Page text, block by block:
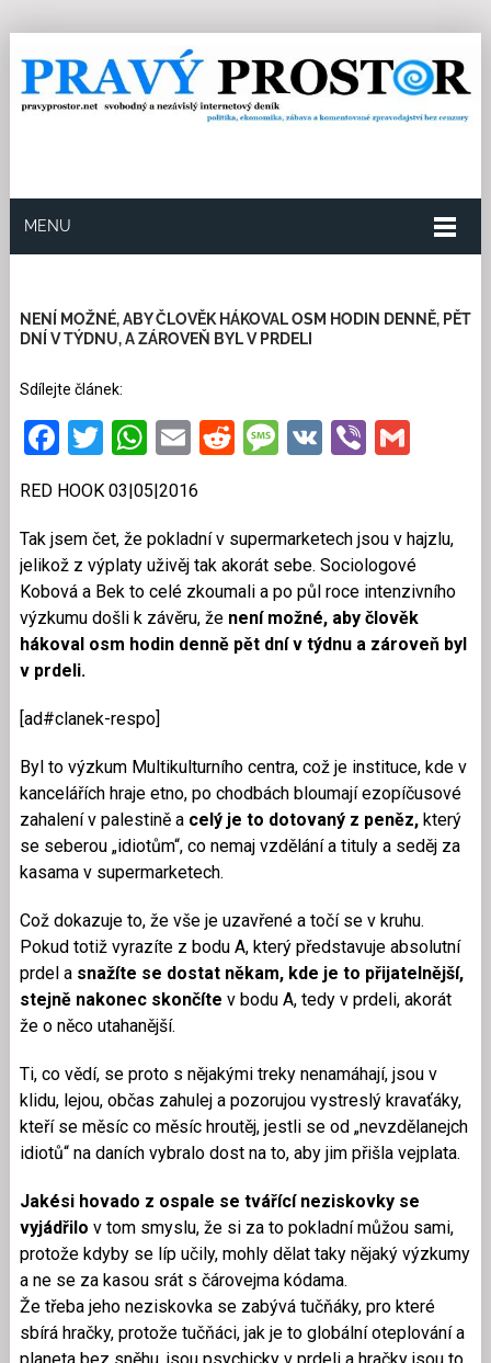
MENU
NENÍ MOŽNÉ, ABY ČLOVĚK HÁKOVAL OSM HODIN DENNĚ, PĚT
DNÍ V TÝDNU, A ZÁROVEŇ BYL V PRDELI
Sdílejte článek:
Facebook
Twitter
WhatsApp
EmailRedditMessage
VKViber
RED HOOK 03|05|2016
Tak jsem čet, že pokladní v supermarketech jsou v hajzlu,
jelikož z výplaty uživěj tak akorát sebe. Sociologové
Kobová a Bek to celé zkoumali a po půl roce intenzivního
výzkumu došli k závěru, že není možné, aby člověk
hákoval osm hodin denně pět dní v týdnu a zároveň byl
v prdeli.
[ad#clanek-respo]
Byl to výzkum Multikulturního centra, což je instituce, kde v
kancelářích hraje etno, po chodbách bloumají ezopíčusové
zahalení v palestině a celý je to dotovaný z peněz,který
se seberou „idiotům“, co nemaj vzdělání a tituly a seděj za
kasama v supermarketech.
Což dokazuje to, že vše je uzavřené a točí se v kruhu.
Pokud totiž vyrazíte z bodu A, který představuje absolutní
prdel a snažíte se dostat někam, kde je to přijatelnější,
stejně nakonec skončíte v bodu A, tedy v prdeli, akorát
že o něco utahanější.
Ti, co vědí, se proto s nějakými treky nenamáhají, jsou v
klidu, lejou, občas zahulej a pozorujou vystreslý kravaťáky,
kteří se měsíc co měsíc hroutěj, jestli se od „nevzdělanejch
idiotů“ na daních vybralo dost na to, aby jim přišla vejplata.
Jakési hovado z ospale se tvářící neziskovky se
vyjádřilo v tom smyslu, že si za to pokladní můžou sami,
protože kdyby se líp učily, mohly dělat taky nějaký výzkumy
a ne se za kasou srát s čárovejma kódama.
Že třeba jeho neziskovka se zabývá tučňáky, pro které
sbírá hračky, protože tučňáci, jak je to globální oteplování a
planeta bez sněhu, jsou psychicky v prdeli a hračky jsou to